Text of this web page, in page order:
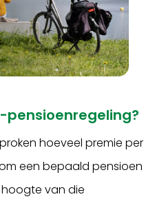
pensioenregeling?
hoeveel premie per
een bepaald pensioen
hoogte van die